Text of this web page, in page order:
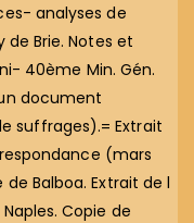
analyses de
Brie. Notes et
40ème Min. Gén.
document
suffrages).= Extrait
(mars
Balboa. Extrait de l
Copie de